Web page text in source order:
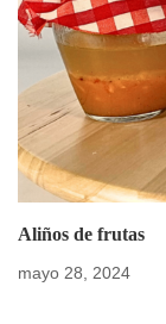
Aliños de frutas
mayo 28, 2024